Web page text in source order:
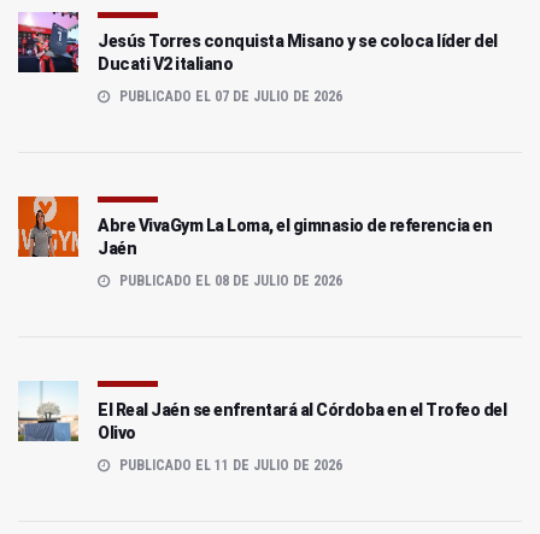
Jesús Torres conquista Misano y se coloca líder del
Ducati V2 italiano
PUBLICADO EL 07 DE JULIO DE 2026
Abre VivaGym La Loma, el gimnasio de referencia en
Jaén
PUBLICADO EL 08 DE JULIO DE 2026
El Real Jaén se enfrentará al Córdoba en el Trofeo del
Olivo
PUBLICADO EL 11 DE JULIO DE 2026